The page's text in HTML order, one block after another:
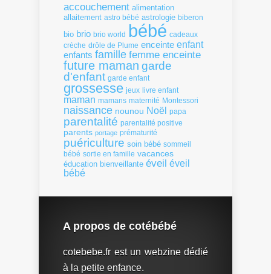
accouchement alimentation
allaitement astro bébé astrologie biberon
bio brio brio world bébé cadeaux
crèche drôle de Plume enceinte enfant
enfants famille femme enceinte
future maman garde
d'enfant garde enfant
grossesse jeux livre enfant
maman mamans maternité Montessori
naissance nounou Noël papa
parentalité parentalité positive
parents portage prématurité
puériculture soin bébé sommeil
bébé sortie en famille vacances
éducation bienveillante éveil éveil
bébé
A propos de cotébébé
cotebebe.fr est un webzine dédié
à la petite enfance.